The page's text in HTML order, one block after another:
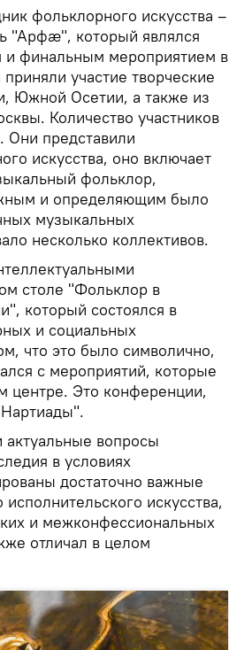
фольклорного искусства –
"Арфæ", который являлся
финальным мероприятием в
участие творческие
Южной Осетии, а также из
Количество участников
Они представили
искусства, оно включает
фольклор,
и определяющим было
музыкальных
несколько коллективов.
столе "Фольклор в
который состоялся в
и социальных
что это было символично,
с мероприятий, которые
центре. Это конференции,
актуальные вопросы
в условиях
достаточно важные
искусства,
и межконфессиональных
отличал в целом